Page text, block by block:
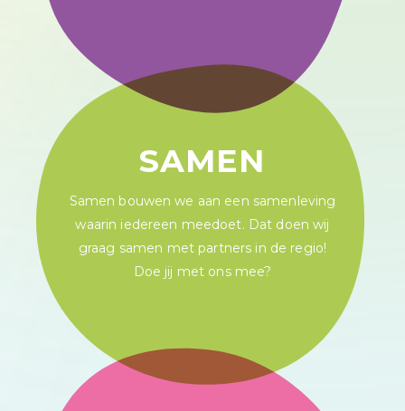
SAMEN
Samen bouwen we aan een samenleving
waarin iedereen meedoet. Dat doen wij
graag samen met partners in de regio!
Doe jij met ons mee?